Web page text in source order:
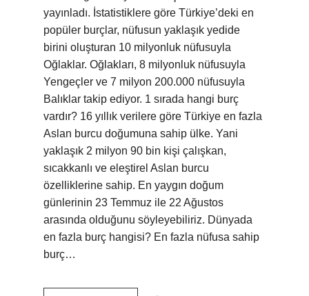
yayınladı. İstatistiklere göre Türkiye’deki en
popüler burçlar, nüfusun yaklaşık yedide
birini oluşturan 10 milyonluk nüfusuyla
Oğlaklar. Oğlakları, 8 milyonluk nüfusuyla
Yengeçler ve 7 milyon 200.000 nüfusuyla
Balıklar takip ediyor. 1 sırada hangi burç
vardır? 16 yıllık verilere göre Türkiye en fazla
Aslan burcu doğumuna sahip ülke. Yani
yaklaşık 2 milyon 90 bin kişi çalışkan,
sıcakkanlı ve eleştirel Aslan burcu
özelliklerine sahip. En yaygın doğum
günlerinin 23 Temmuz ile 22 Ağustos
arasında olduğunu söyleyebiliriz. Dünyada
en fazla burç hangisi? En fazla nüfusa sahip
burç…